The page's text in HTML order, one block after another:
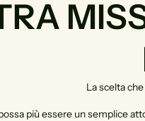
La scelta
più essere un semplice